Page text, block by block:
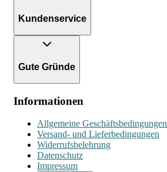
Kundenservice
Gute Gründe
Informationen
Allgemeine Geschäftsbedingungen
Versand- und Lieferbedingungen
Widerrufsbelehrung
Datenschutz
Impressum